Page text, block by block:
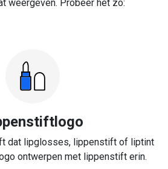
weergeven. Probeer het zo:
dat lipglosses, lippenstift of liptint
ontwerpen met lippenstift erin.